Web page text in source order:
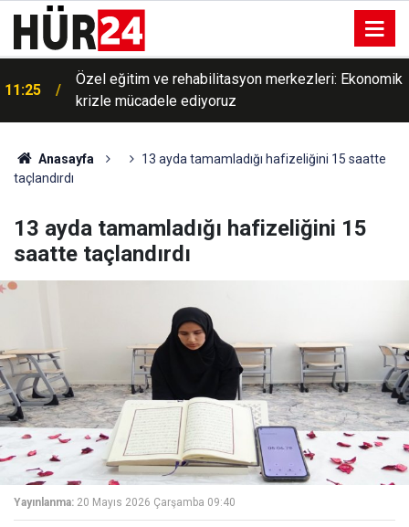
11:22
İran ile savaş mühimmat stoklarını tüketti:
Pentagon'dan savunma şirketlerine hızlanın çağrısı
Anasayfa
13 ayda tamamladığı hafizeliğini 15 saatte
taçlandırdı
13 ayda tamamladığı hafizeliğini 15
saatte taçlandırdı
Yayınlanma: 20 Mayıs 2026 Çarşamba 09:40